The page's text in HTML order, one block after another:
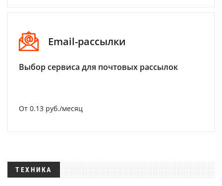
Email-рассылки
Выбор сервиса для почтовых рассылок
От 0.13 руб./месяц
ТЕХНИКА